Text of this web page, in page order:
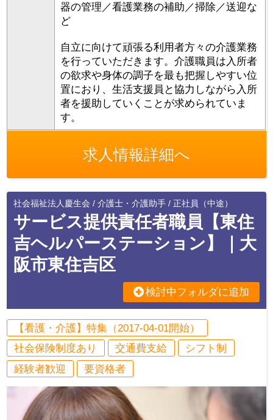
器の管理／看護業務の補助／掃除／送迎な
ど
自立に向けて頑張る利用者方々の介護業務
を行っていただきます。介護職員は入所者
の欲求や身体の調子を最も把握しやすい位
置におり、生活支援員と協力しながら入所
者を援助していくことが求められていま
す。
求人情報詳細へ
社会福祉法人慶生会 / 介護士・介護助手 / 正社員（中途）
サービス提供責任者職員【東住
吉ヘルパーステーション】｜大
阪市東住吉区
検討中フォルダに追加
【看護・介護】特集（2017-04-01開始）
社会保険制度あり
交通費支給
シフト制
経験者歓迎
要資格者